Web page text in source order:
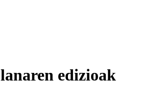
lanaren edizioak